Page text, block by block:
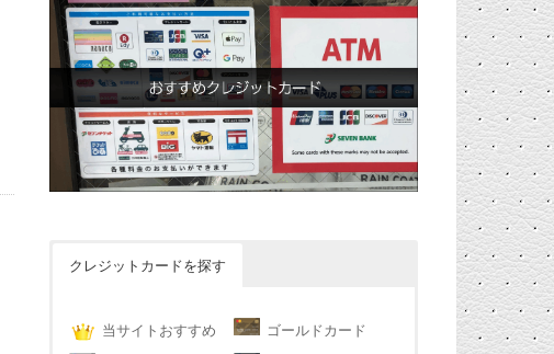
クレジットカードを探す
当サイトおすすめ
ゴールドカード